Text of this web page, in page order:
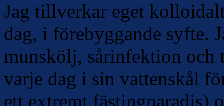
Jag tillverkar eget
dag, i förebyggande syfte.
munskölj, sårinfektion
varje dag i sin vattenskål
ett extremt fästingparadis)